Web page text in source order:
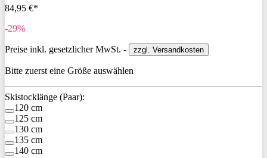
84,95 €*
-29%
Preise inkl. gesetzlicher MwSt. - zzgl. Versandkosten
Bitte zuerst eine Größe auswählen
Skistocklänge (Paar):
120 cm
125 cm
130 cm
135 cm
140 cm